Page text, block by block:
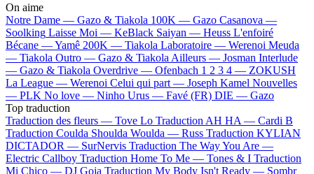
On aime
Notre Dame — Gazo & Tiakola 100K — Gazo Casanova —
Soolking Laisse Moi — KeBlack Saiyan — Heuss L'enfoiré
Bécane —Yamê 200K — Tiakola Laboratoire — Werenoi Meuda
— Tiakola Outro — Gazo & Tiakola Ailleurs — Josman Interlude
— Gazo & Tiakola Overdrive — Ofenbach 1 2 3 4 — ZOKUSH
La League — Werenoi Celui qui part — Joseph Kamel Nouvelles
— PLK No love — Ninho Urus — Favé (FR) DIE — Gazo
Top traduction
Traduction des fleurs — Tove Lo Traduction AH HA — Cardi B
Traduction Coulda Shoulda Woulda — Russ Traduction KYLIAN
DICTADOR — SurNervis Traduction The Way You Are —
Electric Callboy Traduction Home To Me — Tones & I Traduction
Mi Chico — DJ Goja Traduction My Body Isn't Ready — Sombr